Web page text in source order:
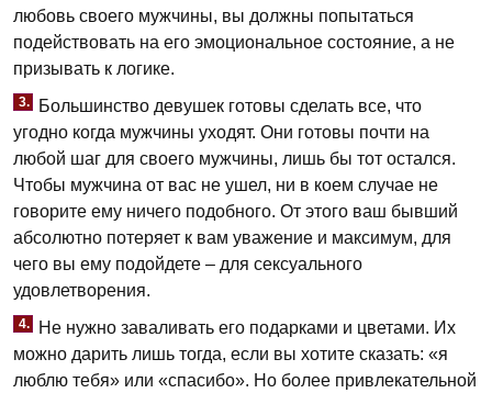
любовь своего мужчины, вы должны попытаться
подействовать на его эмоциональное состояние, а не
призывать к логике.
3.
Большинство девушек готовы сделать все, что
угодно когда мужчины уходят. Они готовы почти на
любой шаг для своего мужчины, лишь бы тот остался.
Чтобы мужчина от вас не ушел, ни в коем случае не
говорите ему ничего подобного. От этого ваш бывший
абсолютно потеряет к вам уважение и максимум, для
чего вы ему подойдете – для сексуального
удовлетворения.
4.
Не нужно заваливать его подарками и цветами. Их
можно дарить лишь тогда, если вы хотите сказать: «я
люблю тебя» или «спасибо». Но более привлекательной